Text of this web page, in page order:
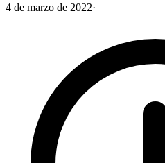
4 de marzo de 2022·